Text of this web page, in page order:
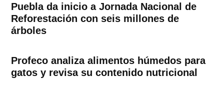
Puebla da inicio a Jornada Nacional de
Reforestación con seis millones de
árboles
Profeco analiza alimentos húmedos para
gatos y revisa su contenido nutricional